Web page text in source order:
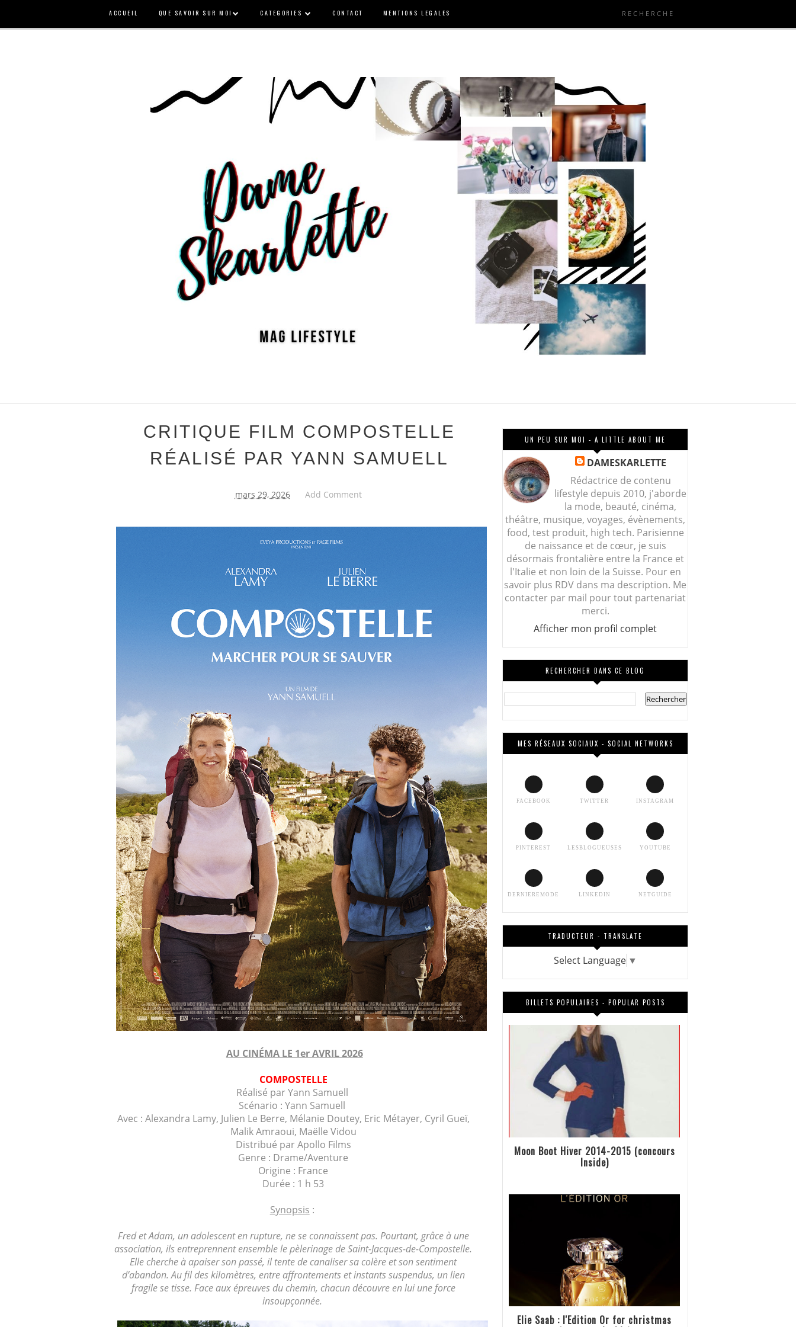
ACCUEIL QUE SAVOIR SUR MOI CATEGORIES CONTACT MENTIONS LEGALES
CRITIQUE FILM COMPOSTELLE
RÉALISÉ PAR YANN SAMUELL
mars 29, 2026 Add Comment
AU CINÉMA LE 1er AVRIL 2026
COMPOSTELLE
Réalisé par Yann Samuell
Scénario :Yann Samuell
Avec : Alexandra Lamy, Julien Le Berre, Mélanie Doutey, Eric Métayer, Cyril Gueï,
Malik Amraoui, Maëlle Vidou
Distribué par Apollo Films
Genre : Drame/Aventure
Origine : France
Durée : 1 h 53
Synopsis :
Fred et Adam, un adolescent en rupture, ne se connaissent pas. Pourtant, grâce à une
association, ils entreprennent ensemble le pèlerinage de Saint-Jacques-de-Compostelle.
Elle cherche à apaiser son passé, il tente de canaliser sa colère et son sentiment
d’abandon. Au fil des kilomètres, entre affrontements et instants suspendus, un lien
fragile se tisse. Face aux épreuves du chemin, chacun découvre en lui une force
insoupçonnée.
UN PEU SUR MOI - A LITTLE ABOUT ME
DAMESKARLETTE
Rédactrice de contenu
lifestyle depuis 2010, j'aborde
la mode, beauté, cinéma,
théâtre, musique, voyages, évènements,
food, test produit, high tech. Parisienne
de naissance et de cœur, je suis
désormais frontalière entre la France et
l'Italie et non loin de la Suisse. Pour en
savoir plus RDV dans ma description. Me
contacter par mail pour tout partenariat
merci.
Afficher mon profil complet
RECHERCHER DANS CE BLOG
MES RÉSEAUX SOCIAUX - SOCIAL NETWORKS
FACEBOOK TWITTER INSTAGRAM
PINTEREST LESBLOGUEUSES YOUTUBE
DERNIEREMODE LINKEDIN NETGUIDE
TRADUCTEUR - TRANSLATE
Select Language ▼
BILLETS POPULAIRES - POPULAR POSTS
Moon Boot Hiver 2014-2015 (concours
Inside)
Elie Saab : l'Edition Or for christmas